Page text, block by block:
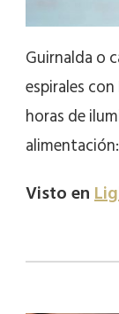
Guirnalda o
espirales
horas de
Visto en